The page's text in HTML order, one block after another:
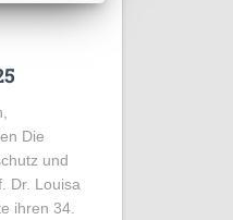
Die
und
Dr. Louisa
ihren 34.